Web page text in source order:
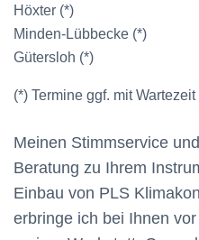
Höxter (*)
Minden-Lübbecke (*)
Gütersloh (*)
(*) Termine ggf. mit
Meinen Stimmservice
Beratung zu Ihrem
Einbau von PLS
erbringe ich bei Ihnen